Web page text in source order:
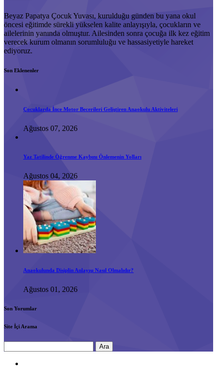
Beyaz Papatya Çocuk Yuvası, kurulduğu günden bu yana okul
öncesi eğitimde sürekli yükselen kalite anlayışıyla, çocukların ve
ailelerinin yanında olmuştur. Ailesinden sonra çocuğa ilk kez eğitim
verecek kurum olmanın sorumluluğu ve hassasiyetiyle hareket
ediyoruz.
Son Eklenenler
Çocuklarda İnce Motor Becerileri Geliştiren Anaokulu Aktiviteleri
Ağustos 07, 2026
Yaz Tatilinde Öğrenme Kaybını Önlemenin Yolları
Ağustos 04, 2026
Anaokulunda Disiplin Anlayışı Nasıl Olmalıdır?
Ağustos 01, 2026
Son Yorumlar
Site İçi Arama